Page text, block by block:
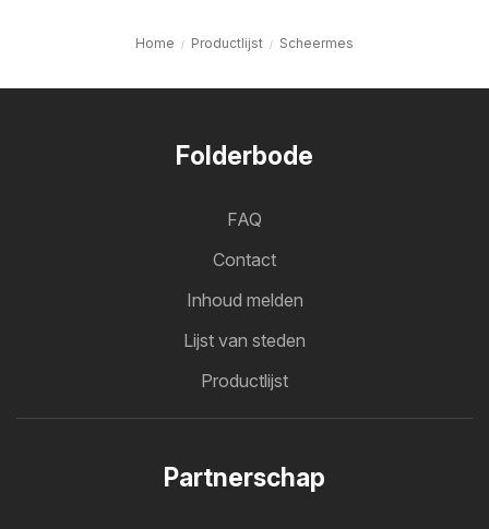
Home Productlijst Scheermes
Folderbode
FAQ
Contact
Inhoud melden
Lijst van steden
Productlijst
Partnerschap